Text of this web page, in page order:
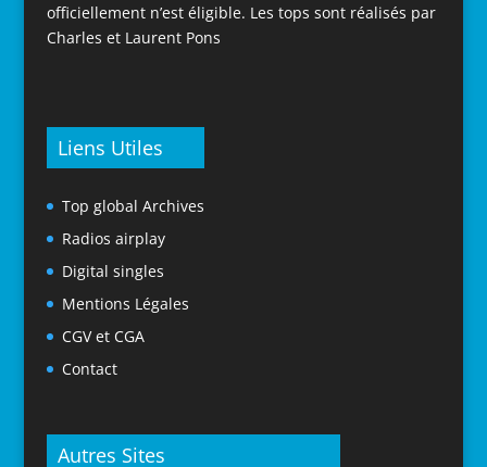
officiellement n’est éligible. Les tops sont réalisés par
Charles et Laurent Pons
Liens Utiles
Top global Archives
Radios airplay
Digital singles
Mentions Légales
CGV et CGA
Contact
Autres Sites